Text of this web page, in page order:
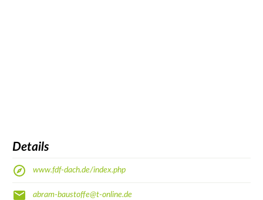
Details
www.fdf-dach.de/index.php
abram-baustoffe@t-online.de